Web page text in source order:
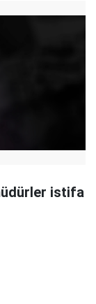
istifa